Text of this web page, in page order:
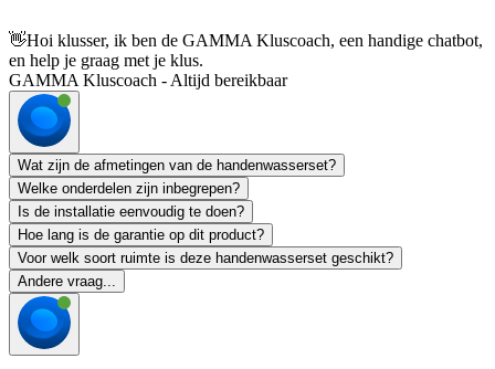
👋Hoi klusser, ik ben de GAMMA Kluscoach, een handige chatbot,
en help je graag met je klus.
GAMMA Kluscoach - Altijd bereikbaar
Wat zijn de afmetingen van de handenwasserset?
Welke onderdelen zijn inbegrepen?
Is de installatie eenvoudig te doen?
Hoe lang is de garantie op dit product?
Voor welk soort ruimte is deze handenwasserset geschikt?
Andere vraag...